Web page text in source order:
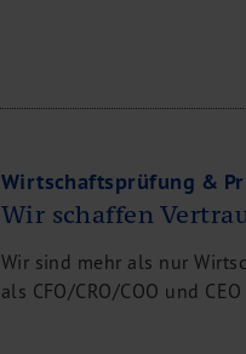
Wirtschaftsprüfung &
Wir schaffen
Wir sind mehr als nur
als CFO/CRO/COO und